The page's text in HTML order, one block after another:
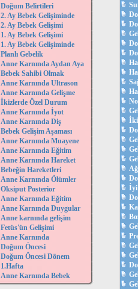
Doğum Belirtileri
2. Ay Bebek Gelişiminde
2. Ay Bebek Gelişimi
1. Ay Bebek Gelişimi
1. Ay Bebek Gelişiminde
Planlı Gebelik
Anne Karnında Aydan Aya
Bebek Sahibi Olmak
Anne Karnında Ultrason
Anne Karnında Gelişme
İkizlerde Özel Durum
Anne Karnında İyot
Anne Karnında Diş
Bebek Gelişim Aşaması
Anne Karnında Muayene
Anne Karnında Eğitim
Anne Karnında Hareket
Bebeğin Hareketleri
Anne Karnında Ölümler
Oksiput Posterior
Anne Karnında Eğitim
Anne Karnında Duygular
Anne karnında gelişim
Fetüs'ün Gelişimi
Anne Karnında
Doğum Öncesi
Doğum Öncesi Dönem
1.Hafta
Anne Karnında Bebek
İyi